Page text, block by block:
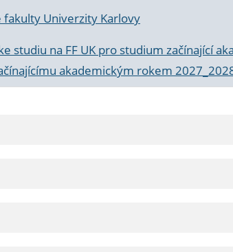
fakulty Univerzity Karlovy
studiu na FF UK pro studium začínající
akademickým rokem